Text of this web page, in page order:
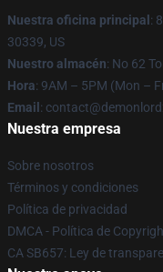
Nuestra oficina principal :
30339, US
Nuestro almacén: No 62
Hora: 9AM – 5PM (Mon –
Email :
Nuestra empresa
Sobre nosotros
Términos y condiciones
Política de privacidad
DMCA - Política de
CA SB657: Ley de